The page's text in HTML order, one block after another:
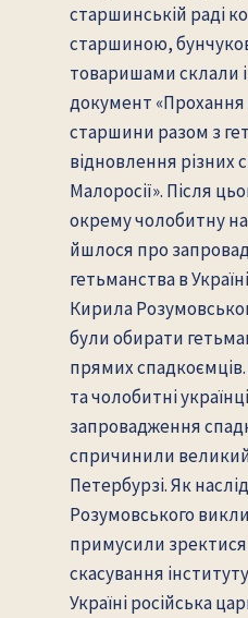
старшинській раді
старшиною,
товаришами склали
документ «Прохання
старшини разом з
відновлення різних
Малоросії». Після
окрему чолобитну
йшлося про
гетьманства в
Кирила
були обирати
прямих спадкоємців.
та чолобитні
запровадження
спричинили
Петербурзі. Як
Розумовського
примусили
скасування
Україні російська